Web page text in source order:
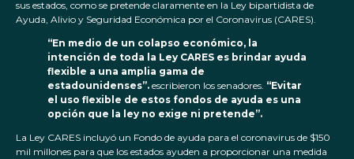
sus estados, como se pretende claramente en la Ley bipartidista de
Ayuda, Alivio y Seguridad Económica por el Coronavirus (CARES).
“En medio de un colapso económico, la
intención de toda la Ley CARES es brindar ayuda
flexible a una amplia gama de
estadounidenses”. escribieron los senadores. “Evitar
el uso flexible de estos fondos de ayuda es una
opción que la ley no exige ni pretende”.
La Ley CARES incluyó un Fondo de ayuda para el coronavirus de $150
mil millones para que los estados ayuden a proporcionar una medida